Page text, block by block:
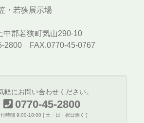
・若狭展示場
中郡若狭町気山290-10
2800 FAX.0770-45-0767
軽にお問い合わせください。
0770-45-2800
付時間 9:00-18:00 [ 土・日・祝日除く ]